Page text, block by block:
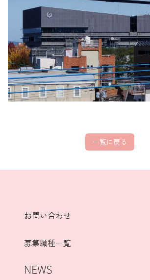
一覧に戻る
お問い合わせ
募集職種一覧
NEWS